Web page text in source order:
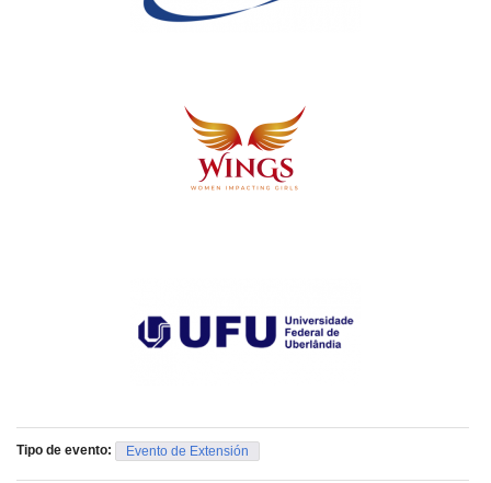
Tipo de evento: Evento de Extensión